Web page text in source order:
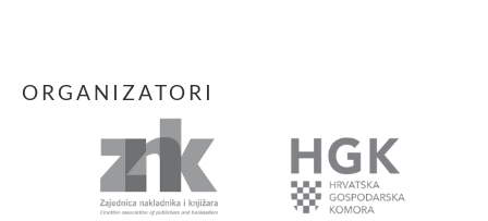
ORGANIZATORI